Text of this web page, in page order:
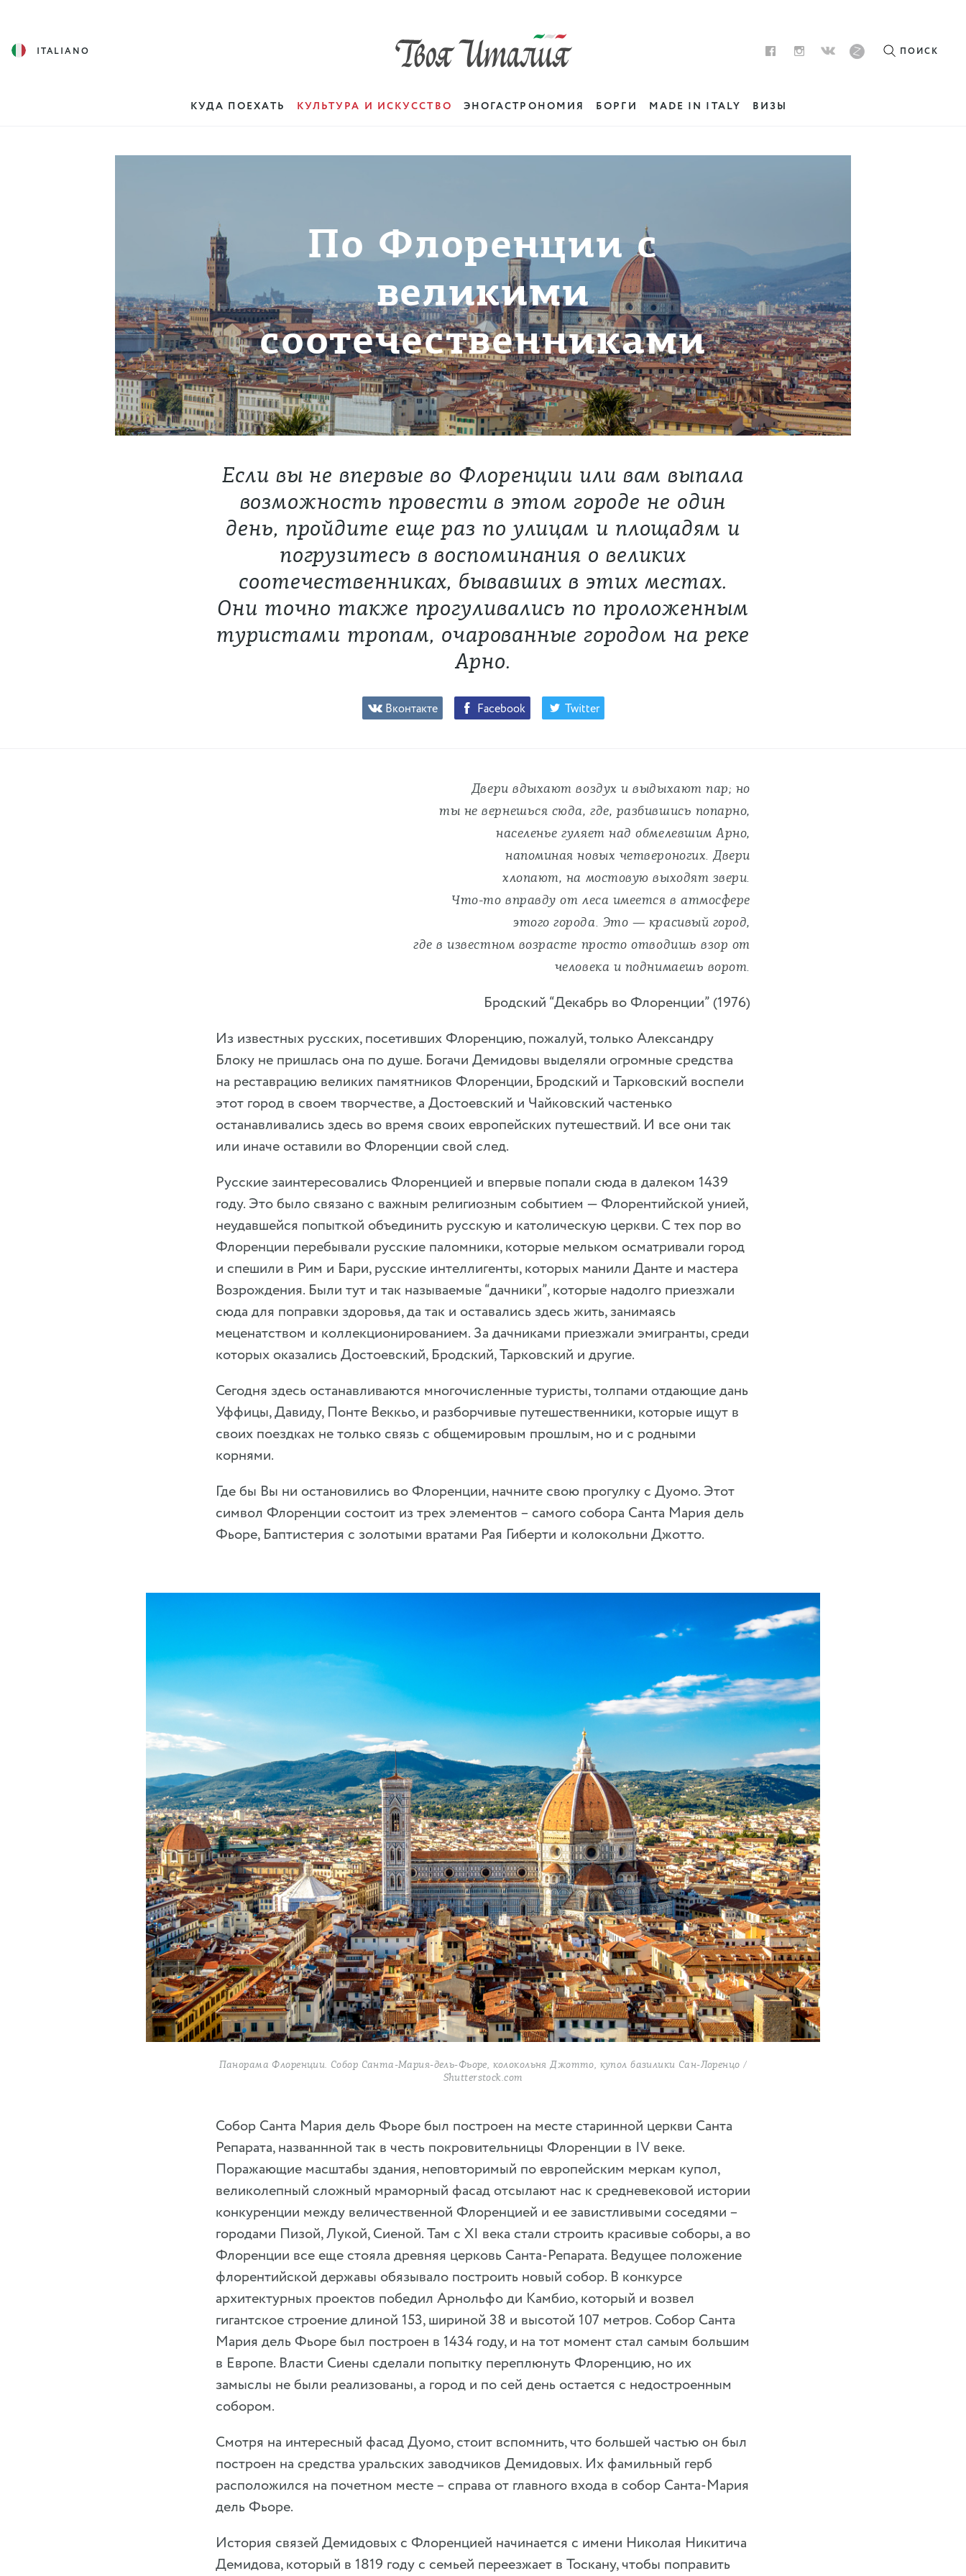
ITALIANO ПОИСК
КУДА ПОЕХАТЬ КУЛЬТУРА И ИСКУССТВО ЭНОГАСТРОНОМИЯ БОРГИ MADE IN ITALY ВИЗЫ
По Флоренции с
великими
соотечественниками
Если вы не впервые во Флоренции или вам выпала
возможность провести в этом городе не один
день, пройдите еще раз по улицам и площадям и
погрузитесь в воспоминания о великих
соотечественниках, бывавших в этих местах.
Они точно также прогуливались по проложенным
туристами тропам, очарованные городом на реке
Арно.
Вконтакте Facebook Twitter
Двери вдыхают воздух и выдыхают пар; но
ты не вернешься сюда, где, разбившись попарно,
населенье гуляет над обмелевшим Арно,
напоминая новых четвероногих. Двери
хлопают, на мостовую выходят звери.
Что-то вправду от леса имеется в атмосфере
этого города. Это — красивый город,
где в известном возрасте просто отводишь взор от
человека и поднимаешь ворот.
Бродский “Декабрь во Флоренции” (1976)
Из известных русских, посетивших Флоренцию, пожалуй, только Александру
Блоку не пришлась она по душе. Богачи Демидовы выделяли огромные средства
на реставрацию великих памятников Флоренции, Бродский и Тарковский воспели
этот город в своем творчестве, а Достоевский и Чайковский частенько
останавливались здесь во время своих европейских путешествий. И все они так
или иначе оставили во Флоренции свой след.
Русские заинтересовались Флоренцией и впервые попали сюда в далеком 1439
году. Это было связано с важным религиозным событием — Флорентийской унией,
неудавшейся попыткой объединить русскую и католическую церкви. С тех пор во
Флоренции перебывали русские паломники, которые мельком осматривали город
и спешили в Рим и Бари, русские интеллигенты, которых манили Данте и мастера
Возрождения. Были тут и так называемые “дачники”, которые надолго приезжали
сюда для поправки здоровья, да так и оставались здесь жить, занимаясь
меценатством и коллекционированием. За дачниками приезжали эмигранты, среди
которых оказались Достоевский, Бродский, Тарковский и другие.
Сегодня здесь останавливаются многочисленные туристы, толпами отдающие дань
Уффицы, Давиду, Понте Веккьо, и разборчивые путешественники, которые ищут в
своих поездках не только связь с общемировым прошлым, но и с родными
корнями.
Где бы Вы ни остановились во Флоренции, начните свою прогулку с Дуомо. Этот
символ Флоренции состоит из трех элементов – самого собора Санта Мария дель
Фьоре, Баптистерия с золотыми вратами Рая Гиберти и колокольни Джотто.
Панорама Флоренции. Собор Санта-Мария-дель-Фьоре, колокольня Джотто, купол базилики Сан-Лоренцо /
Shutterstock.com
Собор Санта Мария дель Фьоре был построен на месте старинной церкви Санта
Репарата, названнной так в честь покровительницы Флоренции в IV веке.
Поражающие масштабы здания, неповторимый по европейским меркам купол,
великолепный сложный мраморный фасад отсылают нас к средневековой истории
конкуренции между величественной Флоренцией и ее завистливыми соседями –
городами Пизой, Лукой, Сиеной. Там с XI века стали строить красивые соборы, а во
Флоренции все еще стояла древняя церковь Санта-Репарата. Ведущее положение
флорентийской державы обязывало построить новый собор. В конкурсе
архитектурных проектов победил Арнольфо ди Камбио, который и возвел
гигантское строение длиной 153, шириной 38 и высотой 107 метров. Собор Санта
Мария дель Фьоре был построен в 1434 году, и на тот момент стал самым большим
в Европе. Власти Сиены сделали попытку переплюнуть Флоренцию, но их
замыслы не были реализованы, а город и по сей день остается с недостроенным
собором.
Смотря на интересный фасад Дуомо, стоит вспомнить, что большей частью он был
построен на средства уральских заводчиков Демидовых. Их фамильный герб
расположился на почетном месте – справа от главного входа в собор Санта-Мария
дель Фьоре.
История связей Демидовых с Флоренцией начинается с имени Николая Никитича
Демидова, который в 1819 году с семьей переезжает в Тоскану, чтобы поправить